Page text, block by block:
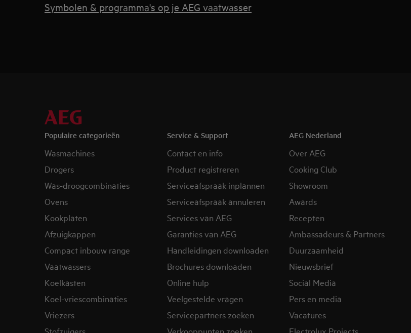
Symbolen & programma's op je AEG vaatwasser
Populaire categorieën
Wasmachines
Drogers
Was-droogcombinaties
Ovens
Kookplaten
Afzuigkappen
Compact inbouw range
Vaatwassers
Koelkasten
Koel-vriescombinaties
Vriezers
Service & Support
Contact en info
Product registreren
Serviceafspraak inplannen
Serviceafspraak annuleren
Services van AEG
Garanties van AEG
Handleidingen downloaden
Brochures downloaden
Online hulp
Veelgestelde vragen
Servicepartners zoeken
AEG Nederland
Over AEG
Cooking Club
Showroom
Awards
Recepten
Ambassadeurs & Partners
Duurzaamheid
Nieuwsbrief
Social Media
Pers en media
Vacatures